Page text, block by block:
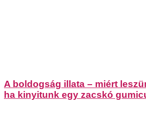
A boldogság illata – miért
ha kinyitunk egy zacskó